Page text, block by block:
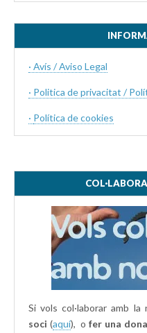
· Avís / Aviso Legal
· Politica de privacitat /
· Política de cookies
Si vols col·laborar amb
soci (aquí), ofer una